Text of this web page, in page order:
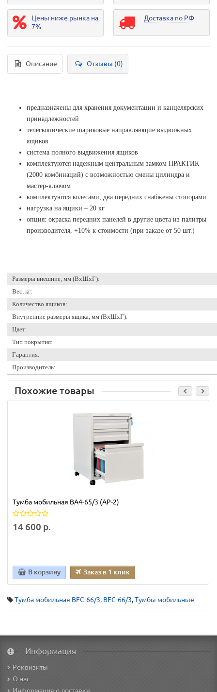
Цены ниже рынка на
7%
Доставка по РФ
Описание Отзывы (0)
предназначены для хранения документации и канцелярских
принадлежностей
телескопические шариковые направляющие выдвижных
ящиков
система полного выдвижения ящиков
комплектуются надежным центральным замком ПРАКТИК
(2000 комбинаций) с возможностью смены цилиндра и
мастер-ключом
комплектуются колесами, два передних снабжены стопорами
нагрузка на ящики – 20 кг
опция: окраска передних панелей в другие цвета из палитры
производителя, +10% к стоимости (при заказе от 50 шт.)
Размеры внешние, мм (ВхШхГ):
Вес, кг:
Количество ящиков:
Внутренние размеры ящика, мм (ВхШхГ):
Цвет:
Тип покрытия:
Гарантия:
Производитель:
Похожие товары
Тумба мобильная BA4-65/3 (АР-2)
14 600 р.
В корзину Заказ в 1 клик
Тумба мобильная BFC-66/3, BFC-66/3,Тумбы мобильные
Информация
Реквизиты
О нас